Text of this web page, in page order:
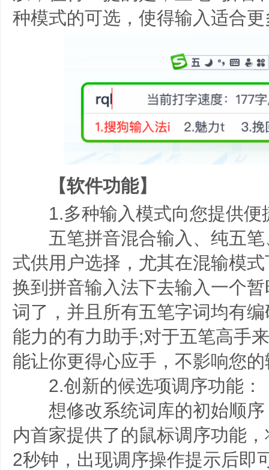
种模式的可选，使得输入适合
【软件功能】
1.多种输入模式向您提供便
五笔拼音混合输入、纯五笔
式供用户选择，尤其在混输模
换到拼音输入法下去输入一个
词了，并且所有五笔字词均有
能力的有力助手;对于五笔高手
能让你更得心应手，不影响您
2.创新的候选项调序功能：
想修改系统词库的初始顺序
内首家提供了的鼠标调序功能
2秒钟，出现调序操作提示后即